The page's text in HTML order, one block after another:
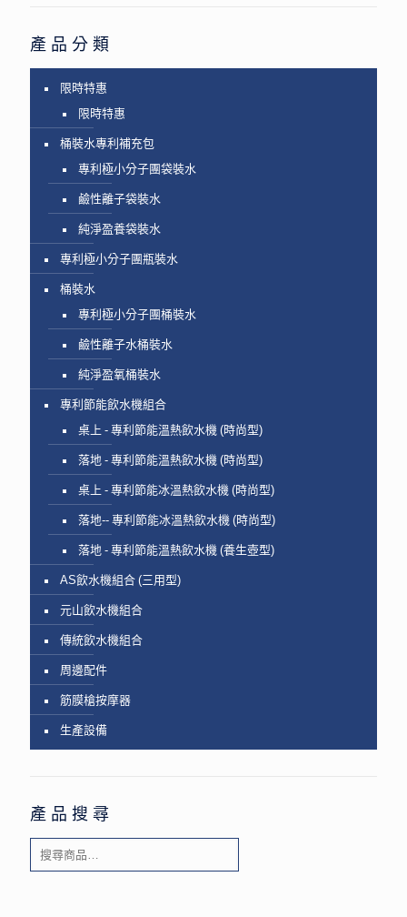
產品分類
限時特惠
限時特惠
桶裝水專利補充包
專利極小分子團袋裝水
鹼性離子袋裝水
純淨盈養袋裝水
專利極小分子團瓶裝水
桶裝水
專利極小分子團桶裝水
鹼性離子水桶裝水
純淨盈氧桶裝水
專利節能飲水機組合
桌上 - 專利節能溫熱飲水機 (時尚型)
落地 - 專利節能溫熱飲水機 (時尚型)
桌上 - 專利節能冰溫熱飲水機 (時尚型)
落地-- 專利節能冰溫熱飲水機 (時尚型)
落地 - 專利節能溫熱飲水機 (養生壺型)
AS飲水機組合 (三用型)
元山飲水機組合
傳統飲水機組合
周邊配件
筋膜槍按摩器
生產設備
產品搜尋